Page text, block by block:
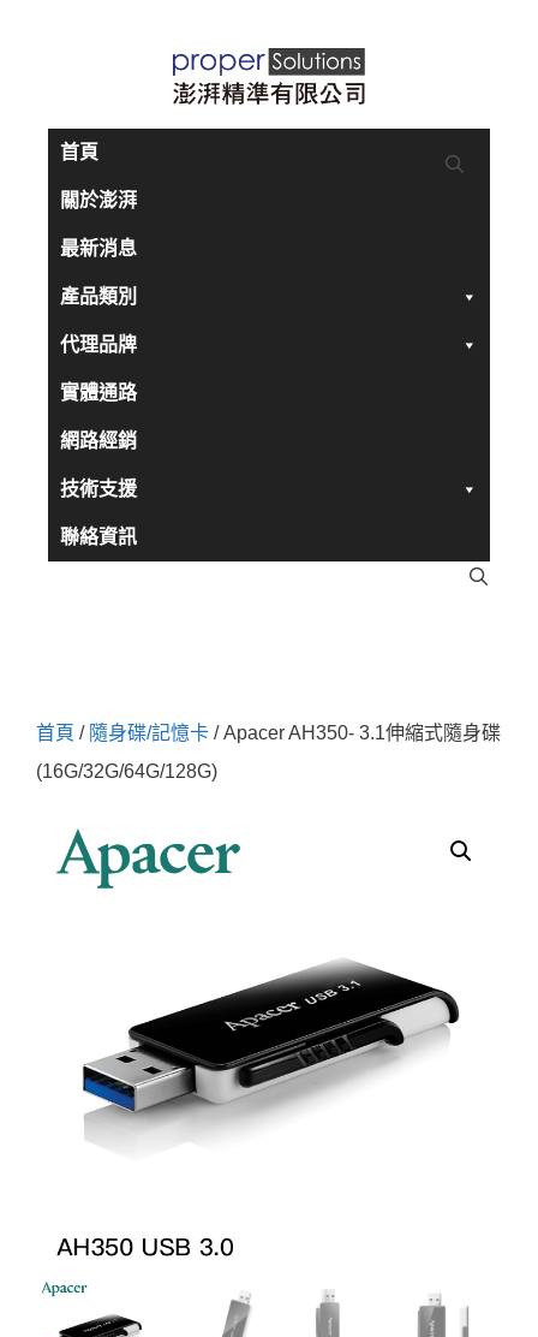
首頁
關於澎湃
最新消息
產品類別
代理品牌
實體通路
網路經銷
技術支援
聯絡資訊
首頁 / 隨身碟/記憶卡 / Apacer AH350- 3.1伸縮式隨身碟
(16G/32G/64G/128G)